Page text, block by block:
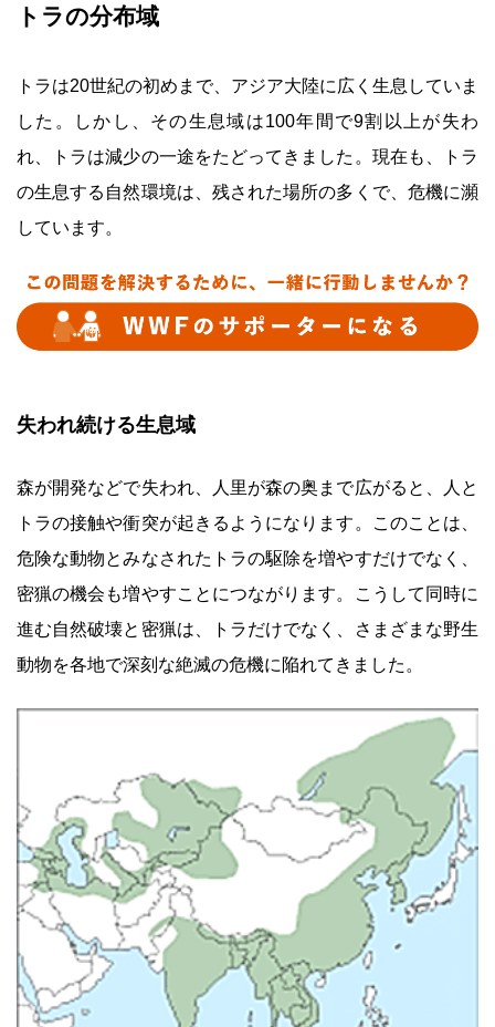
トラの分布域
トラは20世紀の初めまで、アジア大陸に広く生息していま
した。しかし、その生息域は100年間で9割以上が失わ
れ、トラは減少の一途をたどってきました。現在も、トラ
の生息する自然環境は、残された場所の多くで、危機に瀕
しています。
失われ続ける生息域
森が開発などで失われ、人里が森の奥まで広がると、人と
トラの接触や衝突が起きるようになります。このことは、
危険な動物とみなされたトラの駆除を増やすだけでなく、
密猟の機会も増やすことにつながります。こうして同時に
進む自然破壊と密猟は、トラだけでなく、さまざまな野生
動物を各地で深刻な絶滅の危機に陥れてきました。